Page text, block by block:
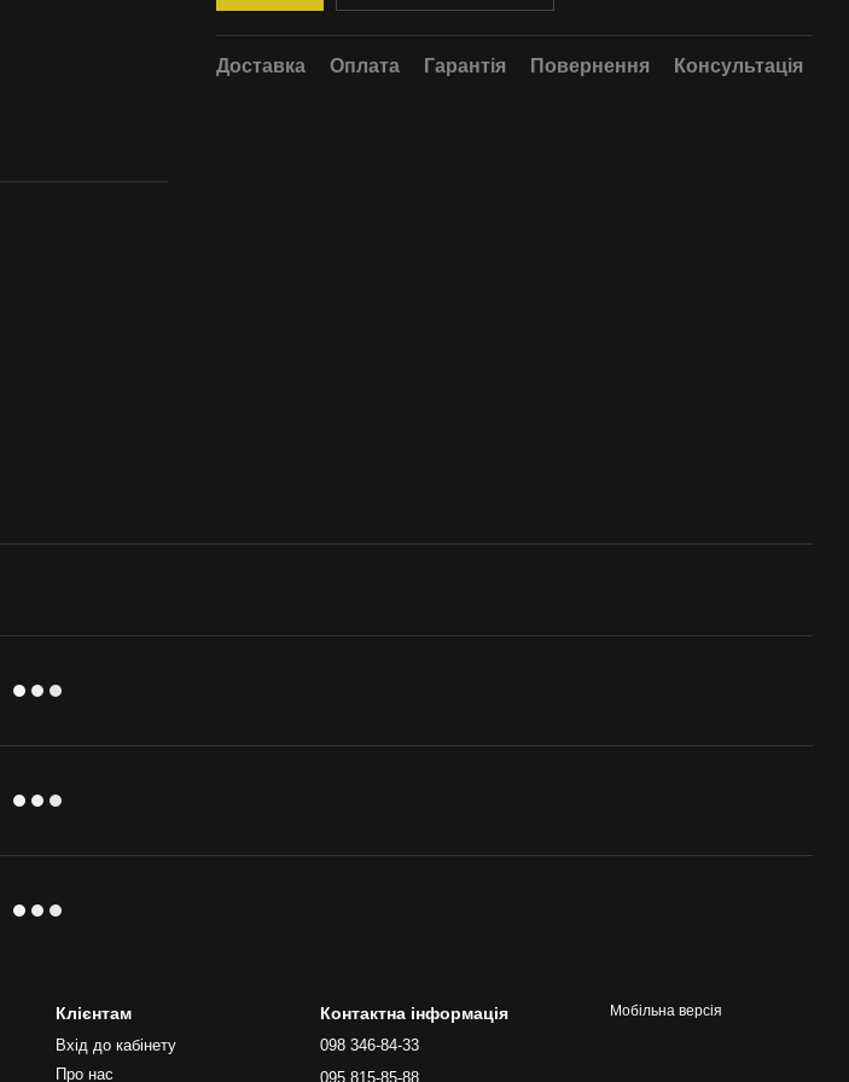
Доставка Оплата Гарантія Повернення Консультація
Клієнтам
Вхід до кабінету
Про нас
Контактна інформація
098 346-84-33
095 815-85-88
Мобільна версія